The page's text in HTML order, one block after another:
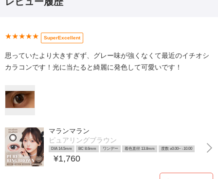
★★★★★ SuperExcellent
思っていたより大きすぎず、グレー味が強くなくて最近のイチオシ
カラコンです！光に当たると綺麗に発色して可愛いです！
マランマラン
ピュアリングブラウン
DIA 14.5mm BC 8.6mm ワンデー 着色直径 13.8mm 度数 ±0.00~ -10.00
¥1,760